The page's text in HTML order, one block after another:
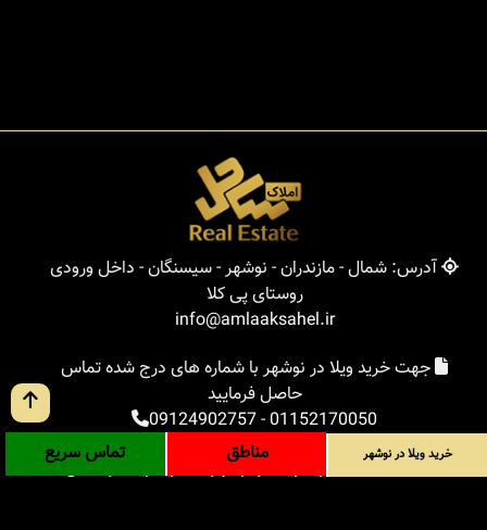
آدرس: شمال - مازندران - نوشهر - سیسنگان - داخل ورودی
روستای پی کلا
info@amlaaksahel.ir
جهت خرید ویلا در نوشهر با شماره های درج شده تماس
حاصل فرمایید
01152170050
-
09124902757
املاک ساحل
خرید ویلا در نوشهر
خرید ویلا در شمال
خرید ویلا در نوشهر مناطق تماس سریع